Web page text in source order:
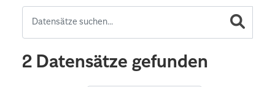
2 Datensätze gefunden